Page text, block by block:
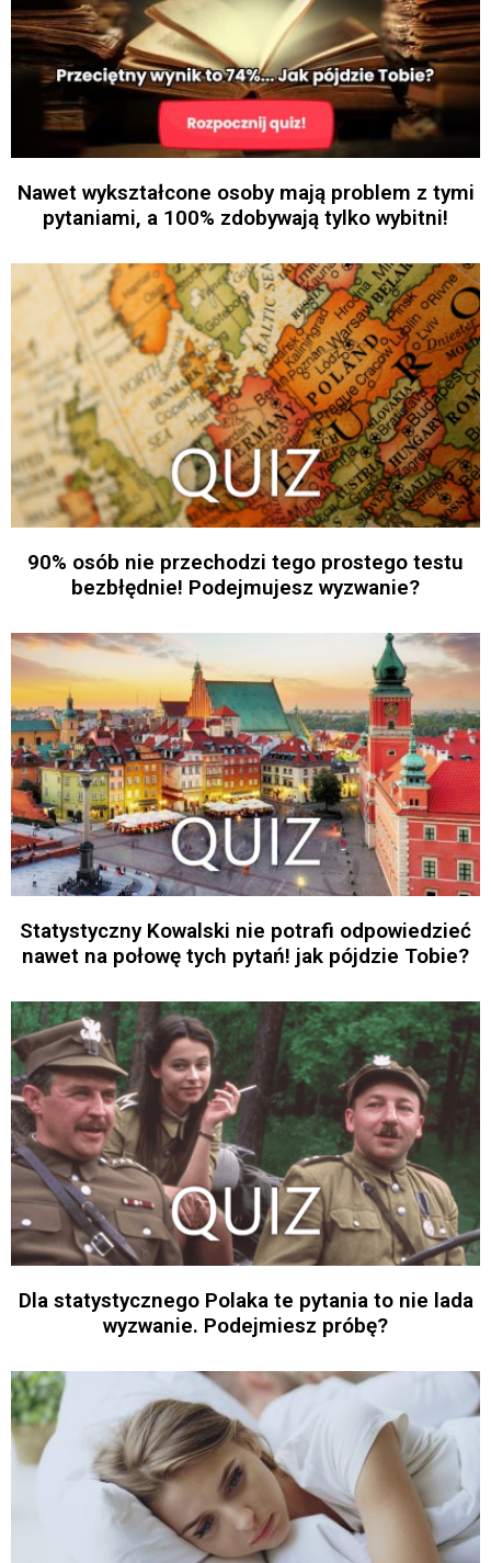
Nawet wykształcone osoby mają problem z tymi
pytaniami, a 100% zdobywają tylko wybitni!
90% osób nie przechodzi tego prostego testu
bezbłędnie! Podejmujesz wyzwanie?
Statystyczny Kowalski nie potrafi odpowiedzieć
nawet na połowę tych pytań! jak pójdzie Tobie?
Dla statystycznego Polaka te pytania to nie lada
wyzwanie. Podejmiesz próbę?